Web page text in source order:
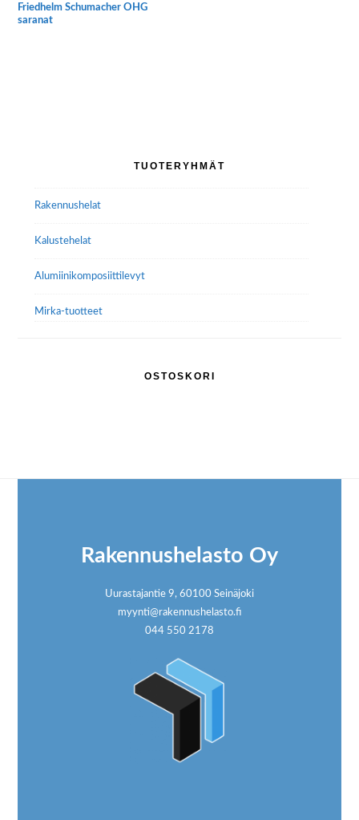
Friedhelm Schumacher OHG
saranat
TUOTERYHMÄT
Rakennushelat
Kalustehelat
Alumiini­komposiitti­levyt
Mirka-tuotteet
OSTOSKORI
Rakennushelasto Oy
Uurastajantie 9, 60100 Seinäjoki
myynti@rakennushelasto.fi
044 550 2178